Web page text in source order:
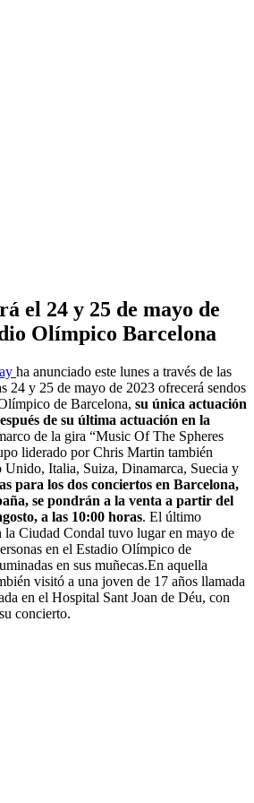
el 24 y 25 de mayo de
Olímpico Barcelona
ha anunciado este lunes a través de las
24 y 25 de mayo de 2023 ofrecerá sendos
de Barcelona, su única actuación
de su última actuación en la
de la gira “Music Of The Spheres
liderado por Chris Martin también
Unido, Italia, Suiza, Dinamarca, Suecia y
para los dos conciertos en Barcelona,
se pondrán a la venta a partir del
a las 10:00 horas. El último
Ciudad Condal tuvo lugar en mayo de
en el Estadio Olímpico de
en sus muñecas.En aquella
visitó a una joven de 17 años llamada
en el Hospital Sant Joan de Déu, con
concierto.